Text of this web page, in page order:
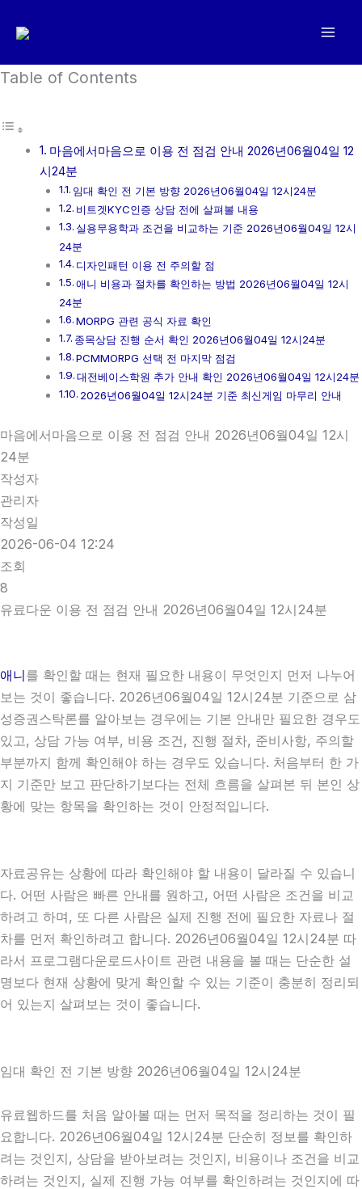
로
너
Table of Contents
마음에서마음으로 이용 전 점검 안내 2026년06월04일 12
시24분
임대 확인 전 기본 방향 2026년06월04일 12시24분
비트겟KYC인증 상담 전에 살펴볼 내용
실용무용학과 조건을 비교하는 기준 2026년06월04일 12시
24분
디자인패턴 이용 전 주의할 점
애니 비용과 절차를 확인하는 방법 2026년06월04일 12시
24분
MORPG 관련 공식 자료 확인
종목상담 진행 순서 확인 2026년06월04일 12시24분
PCMMORPG 선택 전 마지막 점검
대전베이스학원 추가 안내 확인 2026년06월04일 12시24분
2026년06월04일 12시24분 기준 최신게임 마무리 안내
마음에서마음으로 이용 전 점검 안내 2026년06월04일 12시
24분
작성자
관리자
작성일
2026-06-04 12:24
조회
8
유료다운 이용 전 점검 안내 2026년06월04일 12시24분
애니를 확인할 때는 현재 필요한 내용이 무엇인지 먼저 나누어
보는 것이 좋습니다. 2026년06월04일 12시24분 기준으로 삼
성증권스탁론를 알아보는 경우에는 기본 안내만 필요한 경우도
있고, 상담 가능 여부, 비용 조건, 진행 절차, 준비사항, 주의할
부분까지 함께 확인해야 하는 경우도 있습니다. 처음부터 한 가
지 기준만 보고 판단하기보다는 전체 흐름을 살펴본 뒤 본인 상
황에 맞는 항목을 확인하는 것이 안정적입니다.
자료공유는 상황에 따라 확인해야 할 내용이 달라질 수 있습니
다. 어떤 사람은 빠른 안내를 원하고, 어떤 사람은 조건을 비교
하려고 하며, 또 다른 사람은 실제 진행 전에 필요한 자료나 절
차를 먼저 확인하려고 합니다. 2026년06월04일 12시24분 따
라서 프로그램다운로드사이트 관련 내용을 볼 때는 단순한 설
명보다 현재 상황에 맞게 확인할 수 있는 기준이 충분히 정리되
어 있는지 살펴보는 것이 좋습니다.
임대 확인 전 기본 방향 2026년06월04일 12시24분
유료웹하드를 처음 알아볼 때는 먼저 목적을 정리하는 것이 필
요합니다. 2026년06월04일 12시24분 단순히 정보를 확인하
려는 것인지, 상담을 받아보려는 것인지, 비용이나 조건을 비교
하려는 것인지, 실제 진행 가능 여부를 확인하려는 것인지에 따